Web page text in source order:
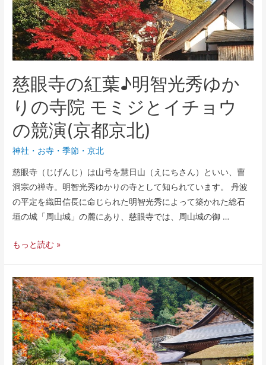
慈眼寺の紅葉♪明智光秀ゆか
りの寺院 モミジとイチョウ
の競演(京都京北)
神社・お寺 ・季節 ・京北
慈眼寺（じげんじ）は山号を慧日山（えにちさん）といい、曹
洞宗の禅寺。明智光秀ゆかりの寺として知られています。 丹波
の平定を織田信長に命じられた明智光秀によって築かれた総石
垣の城「周山城」の麓にあり、慈眼寺では、周山城の御 …
もっと読む »